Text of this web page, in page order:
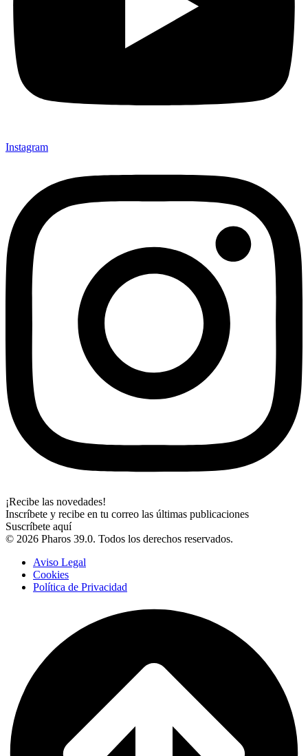
Instagram
¡Recibe las novedades!
Inscríbete y recibe en tu correo las últimas publicaciones
Suscríbete aquí
© 2026 Pharos 39.0. Todos los derechos reservados.
Aviso Legal
Cookies
Política de Privacidad